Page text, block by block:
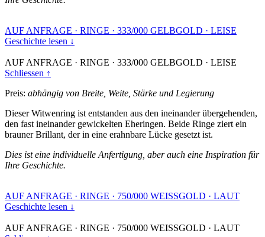
AUF ANFRAGE · RINGE · 333/000 GELBGOLD · LEISE
Geschichte lesen ↓
AUF ANFRAGE · RINGE · 333/000 GELBGOLD · LEISE
Schliessen ↑
Preis: abhängig von Breite, Weite, Stärke und Legierung
Dieser Witwenring ist entstanden aus den ineinander übergehenden,
den fast ineinander gewickelten Eheringen. Beide Ringe ziert ein
brauner Brillant, der in eine erahnbare Lücke gesetzt ist.
Dies ist eine individuelle Anfertigung, aber auch eine Inspiration für
Ihre Geschichte.
AUF ANFRAGE · RINGE · 750/000 WEISSGOLD · LAUT
Geschichte lesen ↓
AUF ANFRAGE · RINGE · 750/000 WEISSGOLD · LAUT